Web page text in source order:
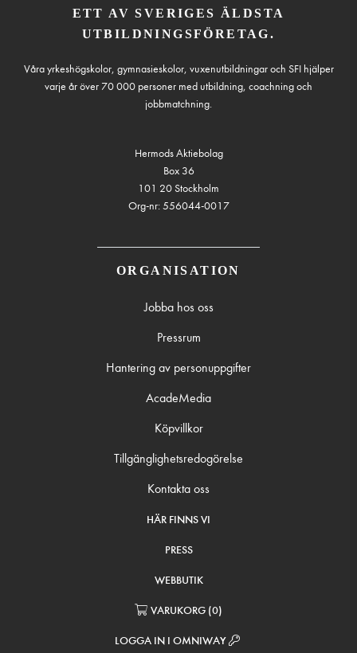
ETT AV SVERIGES ÄLDSTA
UTBILDNINGSFÖRETAG.
Våra yrkeshögskolor, gymnasieskolor, vuxenutbildningar och SFI hjälper
varje år över 70 000 personer med utbildning, coachning och
jobbmatchning.
Hermods Aktiebolag
Box 36
101 20 Stockholm
Org-nr: 556044-0017
ORGANISATION
Jobba hos oss
Pressrum
Hantering av personuppgifter
AcadeMedia
Köpvillkor
Tillgänglighetsredogörelse
Kontakta oss
HÄR FINNS VI
PRESS
WEBBUTIK
VARUKORG (0)
LOGGA IN I OMNIWAY